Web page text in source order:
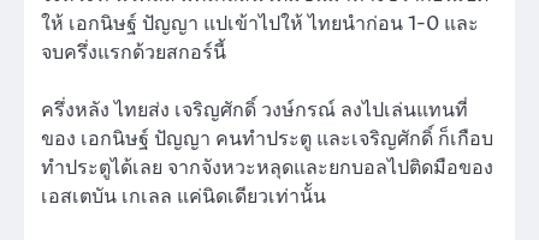
ให้ เอกนิษฐ์ ปัญญา แปเข้าไปให้ ไทยนำก่อน 1-0 และ
จบครึ่งแรกด้วยสกอร์นี้
ครึ่งหลัง ไทยส่ง เจริญศักดิ์ วงษ์กรณ์ ลงไปเล่นแทนที่
ของ เอกนิษฐ์ ปัญญา คนทำประตู และเจริญศักดิ์ ก็เกือบ
ทำประตูได้เลย จากจังหวะหลุดและยกบอลไปติดมือของ
เอสเตบัน เกเลล แค่นิดเดียวเท่านั้น